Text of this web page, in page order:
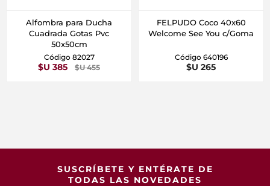
Alfombra para Ducha
Cuadrada Gotas Pvc
50x50cm
Código 82027
$U 385 $U 455
FELPUDO Coco 40x60
Welcome See You c/Goma
Código 640196
$U 265
SUSCRÍBETE Y ENTÉRATE DE
TODAS LAS NOVEDADES